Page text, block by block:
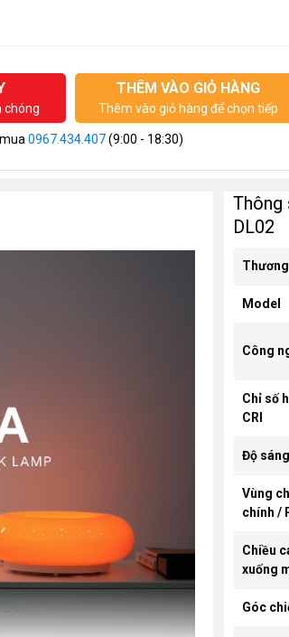
chóng
THÊM VÀO GIỎ HÀNG
Thêm vào giỏ hàng để chọn tiếp
0967.434.407(9:00 - 18:30)
Thông
DL02
Model
Công
Chỉ số
CRI
Độ
Vùng
chính /
Chiều
xuống
Góc